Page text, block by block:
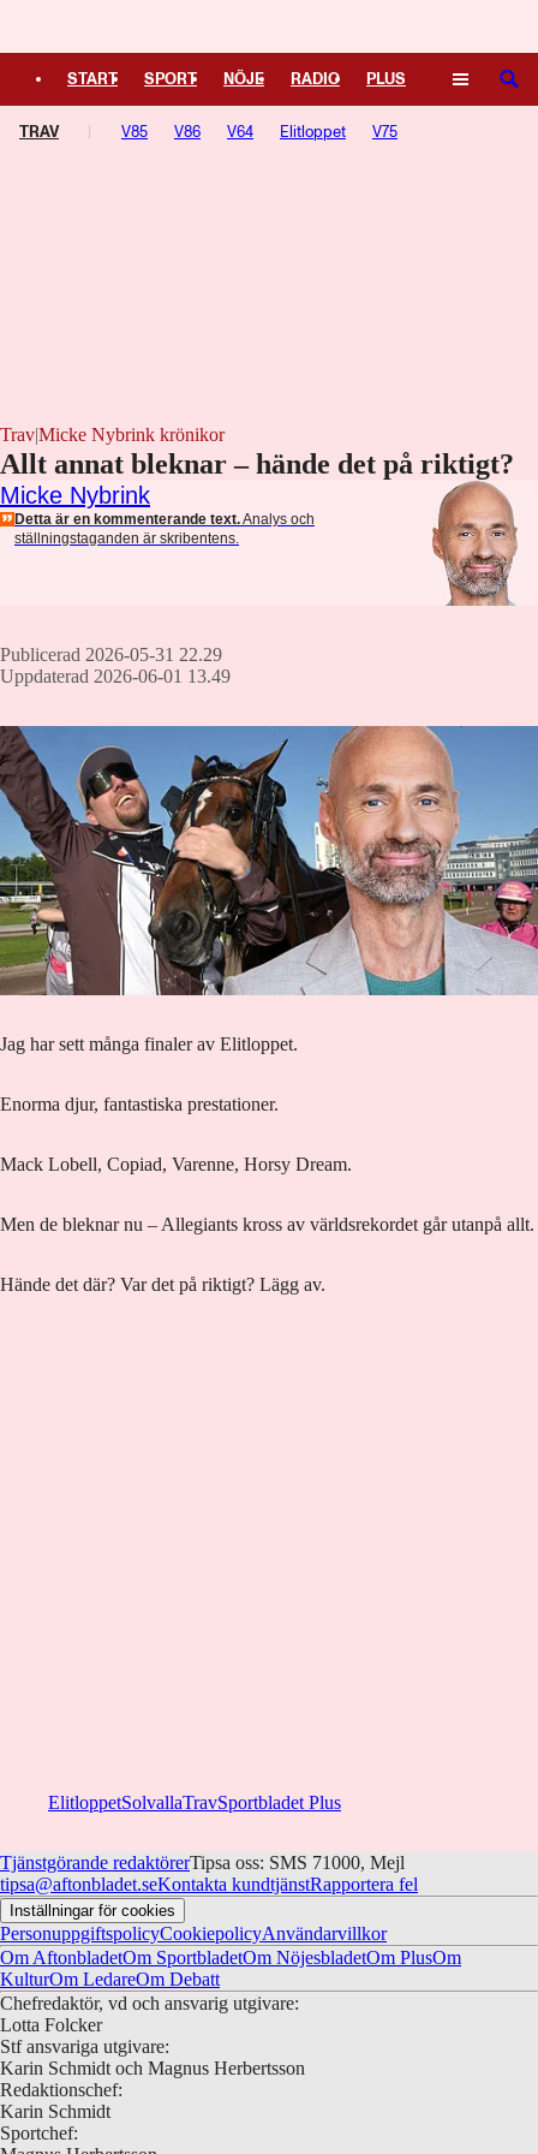
START SPORT NÖJE RADIO PLUS
TV KULTUR LEDARE
SÖK
TRAV V85 V86 V64 Elitloppet V75
Trav|Micke Nybrink krönikor
Allt annat bleknar – hände det på riktigt?
Micke Nybrink
Detta är en kommenterande text.Analys och
ställningstaganden är skribentens.
Publicerad 2026-05-31 22.29
Uppdaterad 2026-06-01 13.49
Jag har sett många finaler av Elitloppet.
Enorma djur, fantastiska prestationer.
Mack Lobell, Copiad, Varenne, Horsy Dream.
Men de bleknar nu – Allegiants kross av världsrekordet går utanpå allt.
Hände det där? Var det på riktigt? Lägg av.
ElitloppetSolvallaTravSportbladet Plus
Tjänstgörande redaktörerTipsa oss: SMS 71000, Mejl
tipsa@aftonbladet.seKontakta kundtjänstRapportera fel
Inställningar för cookies
PersonuppgiftspolicyCookiepolicyAnvändarvillkor
Om AftonbladetOm SportbladetOm NöjesbladetOm PlusOm
KulturOm LedareOm Debatt
Chefredaktör, vd och ansvarig utgivare:
Lotta Folcker
Stf ansvariga utgivare:
Karin Schmidt och Magnus Herbertsson
Redaktionschef:
Karin Schmidt
Sportchef: